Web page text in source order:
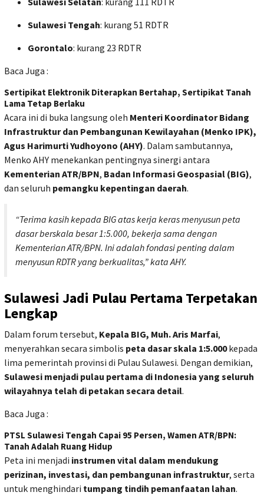
Sulawesi Tengah: kurang 51 RDTR
Gorontalo: kurang 23 RDTR
Baca Juga :
Sertipikat Elektronik Diterapkan Bertahap, Sertipikat Tanah
Lama Tetap Berlaku
Acara ini di buka langsung oleh Menteri Koordinator Bidang
Infrastruktur dan Pembangunan Kewilayahan (Menko IPK),
Agus Harimurti Yudhoyono (AHY). Dalam sambutannya,
Menko AHY menekankan pentingnya sinergi antara
Kementerian ATR/BPN, Badan Informasi Geospasial (BIG),
dan seluruh pemangku kepentingan daerah.
“Terima kasih kepada BIG atas kerja keras menyusun peta
dasar berskala besar 1:5.000, bekerja sama dengan
Kementerian ATR/BPN. Ini adalah fondasi penting dalam
menyusun RDTR yang berkualitas,” kata AHY.
Sulawesi Jadi Pulau Pertama Terpetakan
Lengkap
Dalam forum tersebut, Kepala BIG, Muh. Aris Marfai,
menyerahkan secara simbolis peta dasar skala 1:5.000kepada
lima pemerintah provinsi di Pulau Sulawesi. Dengan demikian,
Sulawesi menjadi pulau pertama di Indonesia yang seluruh
wilayahnya telah di petakan secara detail.
Baca Juga :
PTSL Sulawesi Tengah Capai 95 Persen, Wamen ATR/BPN:
Tanah Adalah Ruang Hidup
Peta ini menjadi instrumen vital dalam mendukung
perizinan, investasi, dan pembangunan infrastruktur, serta
untuk menghindari tumpang tindih pemanfaatan lahan.